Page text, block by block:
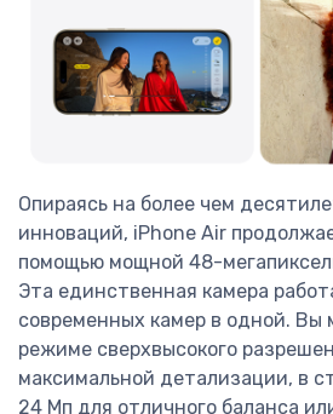
Опираясь на более чем
инноваций, iPhone Air
помощью мощной 48-
Эта единственная камера
современных камер в одной. Вы
режиме сверхвысокого
максимальной детализации, в
24 Мп для отличного баланса